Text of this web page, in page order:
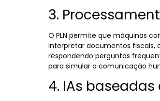
3.
O PLN permite que máquinas
interpretar documentos fiscais,
respondendo perguntas
para simular a comunicação
4. IAs